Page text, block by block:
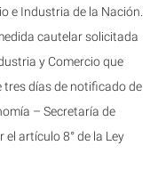
e Industria de la Nación.
cautelar solicitada
y Comercio que
tres días de notificado de
– Secretaría de
artículo 8° de la Ley